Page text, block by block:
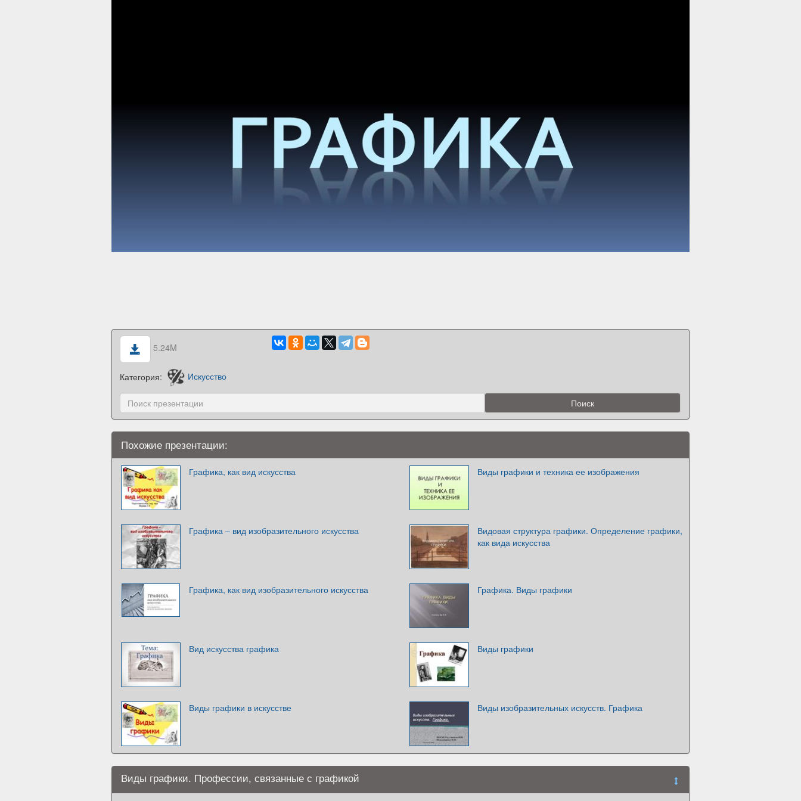
5.24M
Категория: Искусство
Похожие презентации:
Графика, как вид искусства Виды графики и техника ее изображения
Графика – вид изобразительного искусства
Видовая структура графики. Определение графики,
как вида искусства
Графика, как вид изобразительного искусства Графика. Виды графики
Вид искусства графика Виды графики
Виды графики в искусстве Виды изобразительных искусств. Графика
Виды графики. Профессии, связанные с графикой